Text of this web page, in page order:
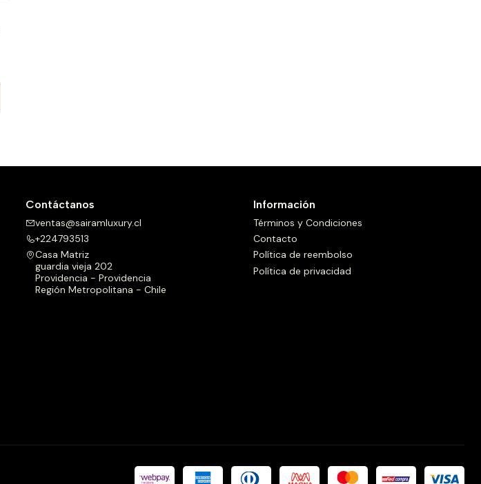
Contáctanos
ventas@sairamluxury.cl
+224793513
Casa Matriz
guardia vieja 202
Providencia - Providencia
Región Metropolitana - Chile
Información
Términos y Condiciones
Contacto
Política de reembolso
Política de privacidad